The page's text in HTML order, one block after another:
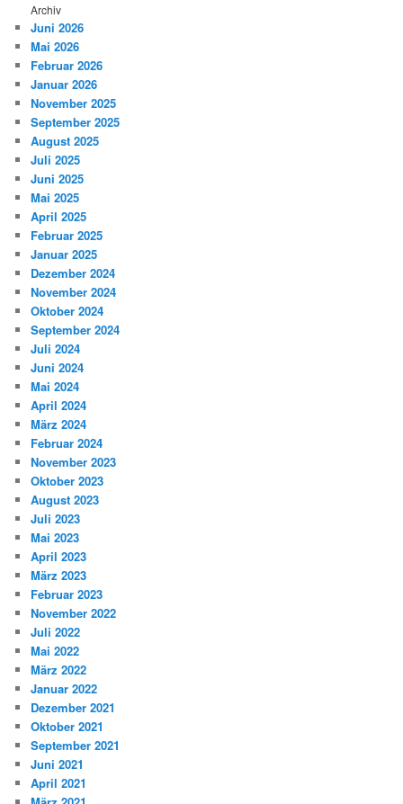
Archiv
Juni 2026
Mai 2026
Februar 2026
Januar 2026
November 2025
September 2025
August 2025
Juli 2025
Juni 2025
Mai 2025
April 2025
Februar 2025
Januar 2025
Dezember 2024
November 2024
Oktober 2024
September 2024
Juli 2024
Juni 2024
Mai 2024
April 2024
März 2024
Februar 2024
November 2023
Oktober 2023
August 2023
Juli 2023
Mai 2023
April 2023
März 2023
Februar 2023
November 2022
Juli 2022
Mai 2022
März 2022
Januar 2022
Dezember 2021
Oktober 2021
September 2021
Juni 2021
April 2021